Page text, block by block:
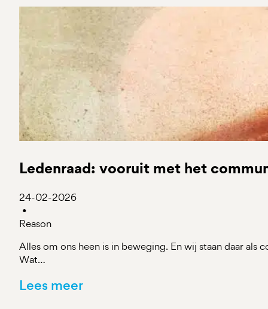
Ledenraad: vooruit met het
24-02-2026
•
Reason
Alles om ons heen is in beweging. En wij staan daar als
Wat…
Lees meer